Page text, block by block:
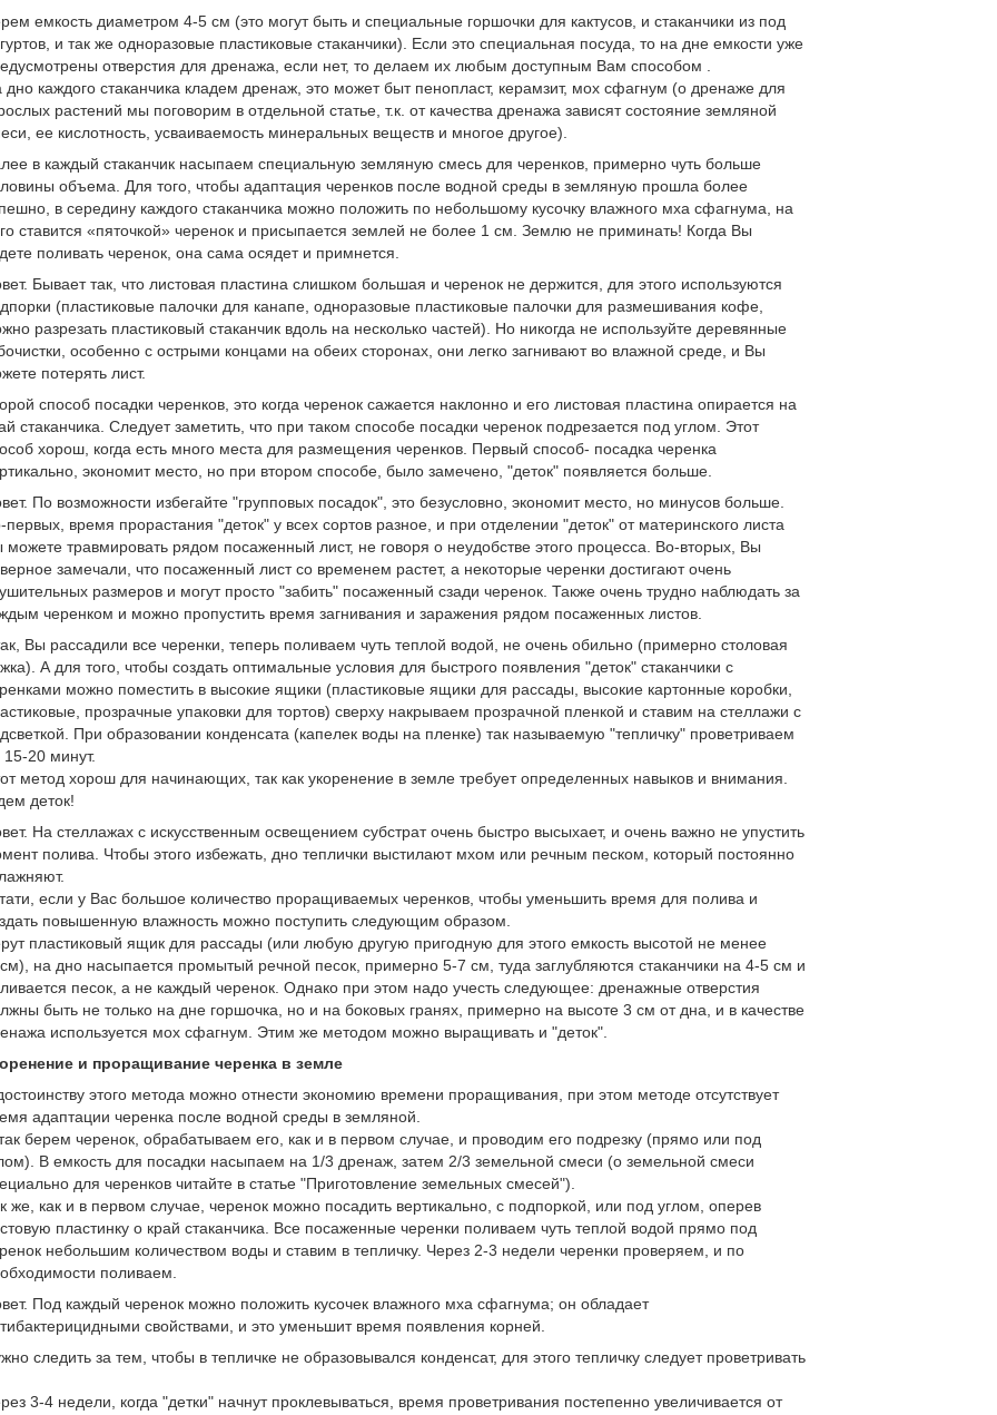
емкость диаметром 4-5 см (это могут быть и специальные горшочки для кактусов, и стаканчики из под
и так же одноразовые пластиковые стаканчики). Если это специальная посуда, то на дне емкости уже
отверстия для дренажа, если нет, то делаем их любым доступным Вам способом .
дно каждого стаканчика кладем дренаж, это может быт пенопласт, керамзит, мох сфагнум (о дренаже для
растений мы поговорим в отдельной статье, т.к. от качества дренажа зависят состояние земляной
ее кислотность, усваиваемость минеральных веществ и многое другое).
в каждый стаканчик насыпаем специальную земляную смесь для черенков, примерно чуть больше
объема. Для того, чтобы адаптация черенков после водной среды в земляную прошла более
в середину каждого стаканчика можно положить по небольшому кусочку влажного мха сфагнума, на
ставится «пяточкой» черенок и присыпается землей не более 1 см. Землю не приминать! Когда Вы
поливать черенок, она сама осядет и примнется.
Бывает так, что листовая пластина слишком большая и черенок не держится, для этого используются
(пластиковые палочки для канапе, одноразовые пластиковые палочки для размешивания кофе,
разрезать пластиковый стаканчик вдоль на несколько частей). Но никогда не используйте деревянные
особенно с острыми концами на обеих сторонах, они легко загнивают во влажной среде, и Вы
потерять лист.
способ посадки черенков, это когда черенок сажается наклонно и его листовая пластина опирается на
стаканчика. Следует заметить, что при таком способе посадки черенок подрезается под углом. Этот
хорош, когда есть много места для размещения черенков. Первый способ- посадка черенка
экономит место, но при втором способе, было замечено, "деток" появляется больше.
По возможности избегайте "групповых посадок", это безусловно, экономит место, но минусов больше.
первых, время прорастания "деток" у всех сортов разное, и при отделении "деток" от материнского листа
можете травмировать рядом посаженный лист, не говоря о неудобстве этого процесса. Во-вторых, Вы
замечали, что посаженный лист со временем растет, а некоторые черенки достигают очень
размеров и могут просто "забить" посаженный сзади черенок. Также очень трудно наблюдать за
черенком и можно пропустить время загнивания и заражения рядом посаженных листов.
Вы рассадили все черенки, теперь поливаем чуть теплой водой, не очень обильно (примерно столовая
А для того, чтобы создать оптимальные условия для быстрого появления "деток" стаканчики с
можно поместить в высокие ящики (пластиковые ящики для рассады, высокие картонные коробки,
прозрачные упаковки для тортов) сверху накрываем прозрачной пленкой и ставим на стеллажи с
При образовании конденсата (капелек воды на пленке) так называемую "тепличку" проветриваем
15-20 минут.
метод хорош для начинающих, так как укоренение в земле требует определенных навыков и внимания.
деток!
На стеллажах с искусственным освещением субстрат очень быстро высыхает, и очень важно не упустить
полива. Чтобы этого избежать, дно теплички выстилают мхом или речным песком, который постоянно
если у Вас большое количество проращиваемых черенков, чтобы уменьшить время для полива и
повышенную влажность можно поступить следующим образом.
пластиковый ящик для рассады (или любую другую пригодную для этого емкость высотой не менее
на дно насыпается промытый речной песок, примерно 5-7 см, туда заглубляются стаканчики на 4-5 см и
песок, а не каждый черенок. Однако при этом надо учесть следующее: дренажные отверстия
быть не только на дне горшочка, но и на боковых гранях, примерно на высоте 3 см от дна, и в качестве
используется мох сфагнум. Этим же методом можно выращивать и "деток".
и проращивание черенка в земле
этого метода можно отнести экономию времени проращивания, при этом методе отсутствует
адаптации черенка после водной среды в земляной.
берем черенок, обрабатываем его, как и в первом случае, и проводим его подрезку (прямо или под
В емкость для посадки насыпаем на 1/3 дренаж, затем 2/3 земельной смеси (о земельной смеси
для черенков читайте в статье "Приготовление земельных смесей").
же, как и в первом случае, черенок можно посадить вертикально, с подпоркой, или под углом, оперев
пластинку о край стаканчика. Все посаженные черенки поливаем чуть теплой водой прямо под
небольшим количеством воды и ставим в тепличку. Через 2-3 недели черенки проверяем, и по
поливаем.
Под каждый черенок можно положить кусочек влажного мха сфагнума; он обладает
свойствами, и это уменьшит время появления корней.
следить за тем, чтобы в тепличке не образовывался конденсат, для этого тепличку следует проветривать
3-4 недели, когда "детки" начнут проклевываться, время проветривания постепенно увеличивается от